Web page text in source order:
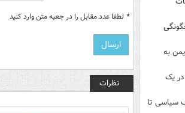
به
در یک
سیاسی تا
* لطفا عدد مقابل را در جعبه متن وارد کنید
نظرات